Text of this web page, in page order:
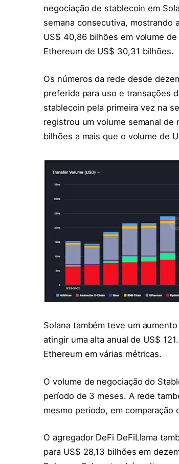
negociação de stablecoin em
semana consecutiva, mostrando
US$ 40,86 bilhões em volume
Ethereum de US$ 30,31 bilhões.
Os números da rede desde
preferida para uso e transações
stablecoin pela primeira vez na
registrou um volume semanal de
bilhões a mais que o volume de
Solana também teve um
atingir uma alta anual de US$
Ethereum em várias métricas.
O volume de negociação do
período de 3 meses. A rede
mesmo período, em comparação
O agregador DeFi DeFiLlama
para US$ 28,13 bilhões em